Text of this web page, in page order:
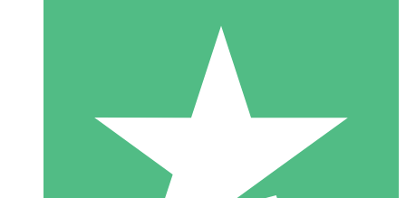
10 Téléchargements
20 00